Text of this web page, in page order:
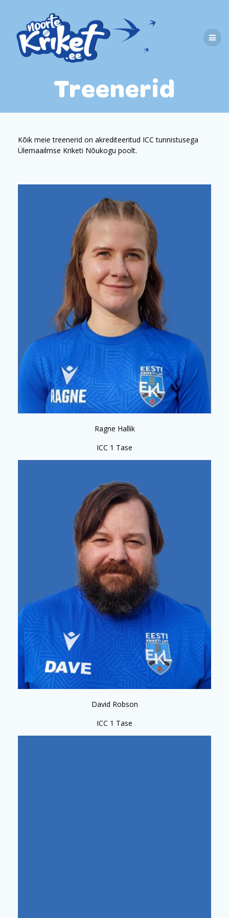
content
Treenerid
Kõik meie treenerid on akrediteeritud ICC tunnistusega
Ülemaailmse Kriketi Nõukogu poolt.
Ragne Hallik
ICC 1 Tase
David Robson
ICC 1 Tase